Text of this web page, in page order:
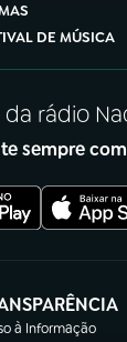
DE MÚSICA
da rádio
sempre
à Informação
(abre em